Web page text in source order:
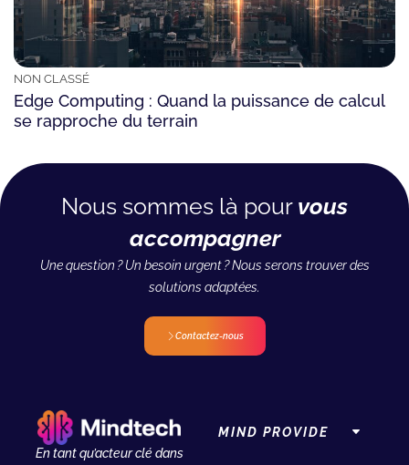
NON CLASSÉ
Edge Computing : Quand la puissance de calcul
se rapproche du terrain
Nous sommes là pour vous
accompagner
Une question ? Un besoin urgent ? Nous serons trouver des
solutions adaptées.
Contactez-nous
En tant qu’acteur clé dans
MIND PROVIDE